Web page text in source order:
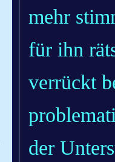
mehr
für ihn
verrückt
der